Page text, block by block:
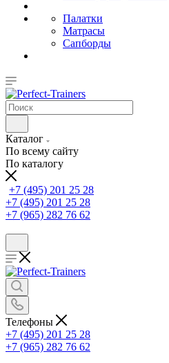
Палатки
Матрасы
Сапборды
Каталог
По всему сайту
По каталогу
+7 (495) 201 25 28
+7 (495) 201 25 28
+7 (965) 282 76 62
Телефоны
+7 (495) 201 25 28
+7 (965) 282 76 62